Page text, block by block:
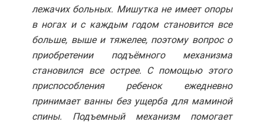
лежачих больных. Мишутка не имеет опоры
в ногах и с каждым годом становится все
больше, выше и тяжелее, поэтому вопрос о
приобретении подъёмного механизма
становился все острее. С помощью этого
приспособления ребенок ежедневно
принимает ванны без ущерба для маминой
спины. Подъемный механизм помогает